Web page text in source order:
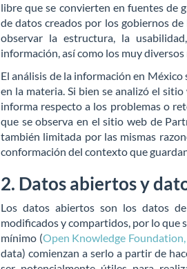
libre que se convierten en fuentes de
de datos creados por los gobiernos
observar la estructura, la
información, así como los muy
El análisis de la información en
en la materia. Si bien se analizó el
informa respecto a los problemas o
que se observa en el sitio web de
también limitada por las mismas
conformación del contexto que
2. Datos abiertos y
Los datos abiertos son los datos
modificados y compartidos, por lo que
mínimo (Open Knowledge
data) comienzan a serlo a partir de